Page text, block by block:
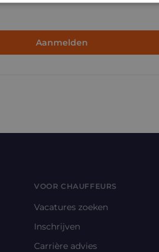
Aanmelden
VOOR CHAUFFEURS
Vacatures zoeken
Inschrijven
Carrière advies